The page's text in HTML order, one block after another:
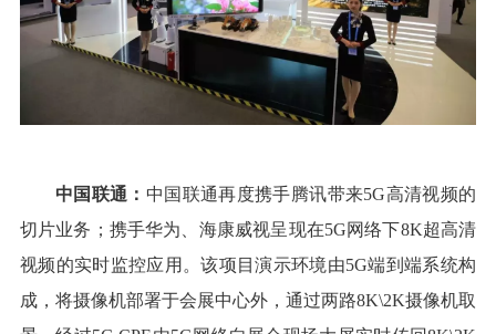
中国联通： 中国联通再度携手腾讯带来5G高清视频的
切片业务；携手华为、海康威视呈现在5G网络下8K超高清
视频的实时监控应用。该项目演示环境由5G端到端系统构
成，将摄像机部署于会展中心外，通过两路8K\2K摄像机取